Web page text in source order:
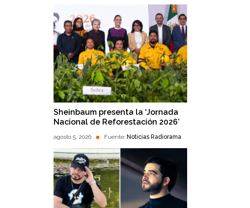
Sheinbaum presenta la ‘Jornada
Nacional de Reforestación 2026’
agosto 5, 2026 Fuente: Noticias Radiorama